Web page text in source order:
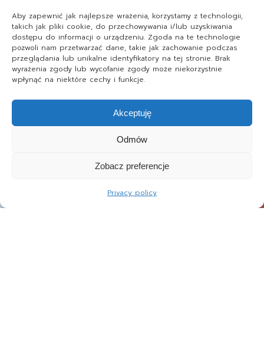
Aby zapewnić jak najlepsze wrażenia, korzystamy z technologii,
takich jak pliki cookie, do przechowywania i/lub uzyskiwania
dostępu do informacji o urządzeniu. Zgoda na te technologie
pozwoli nam przetwarzać dane, takie jak zachowanie podczas
przeglądania lub unikalne identyfikatory na tej stronie. Brak
wyrażenia zgody lub wycofanie zgody może niekorzystnie
wpłynąć na niektóre cechy i funkcje.
Akceptuję
Odmów
Zobacz preferencje
Privacy policy